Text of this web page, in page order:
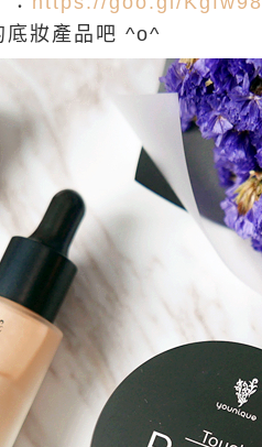
底妝產品吧 ^o^